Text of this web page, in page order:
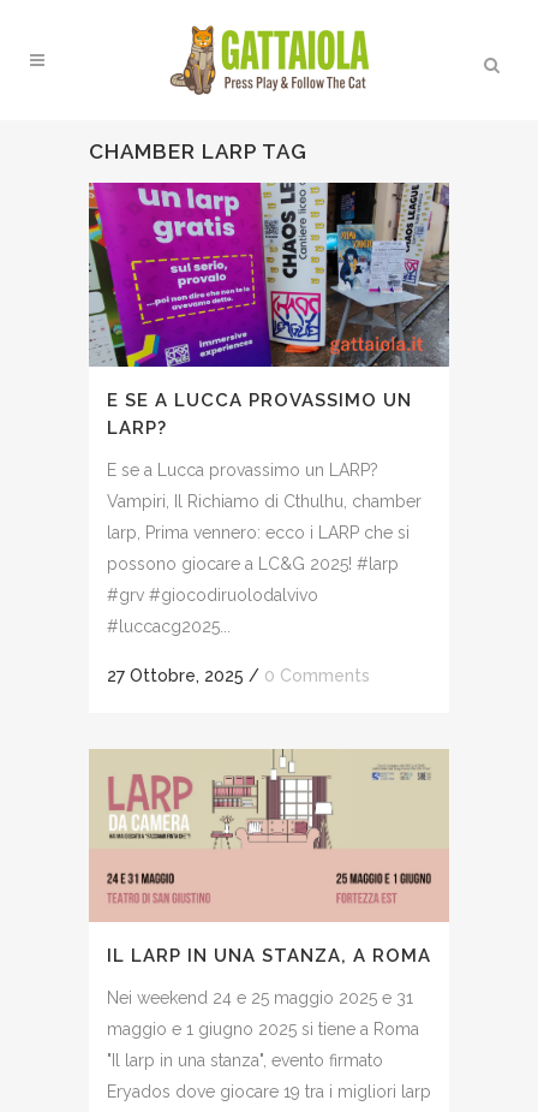
CHAMBER LARP TAG
E SE A LUCCA PROVASSIMO UN
LARP?
E se a Lucca provassimo un LARP?
Vampiri, Il Richiamo di Cthulhu, chamber
larp, Prima vennero: ecco i LARP che si
possono giocare a LC&G 2025! #larp
#grv #giocodiruolodalvivo
#luccacg2025...
27 Ottobre, 2025 / 0 Comments
IL LARP IN UNA STANZA, A ROMA
Nei weekend 24 e 25 maggio 2025 e 31
maggio e 1 giugno 2025 si tiene a Roma
"Il larp in una stanza", evento firmato
Eryados dove giocare 19 tra i migliori larp